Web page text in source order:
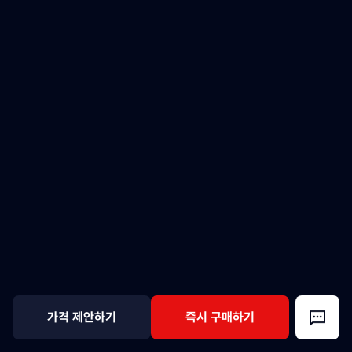
가격 제안하기 즉시 구매하기